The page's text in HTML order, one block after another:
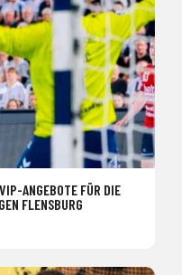
ANGEBOTE FÜR DIE
FLENSBURG